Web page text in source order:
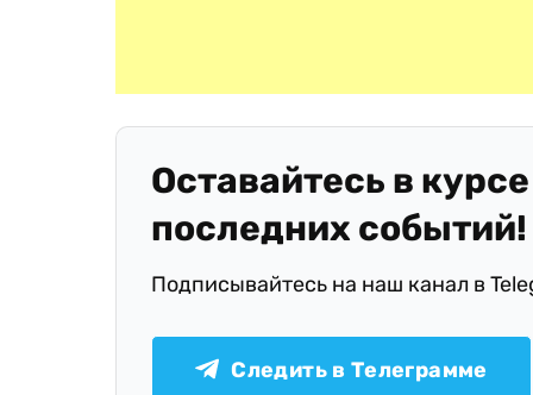
Оставайтесь в курсе
последних событий!
Подписывайтесь на наш канал в
Следить в Телеграмме